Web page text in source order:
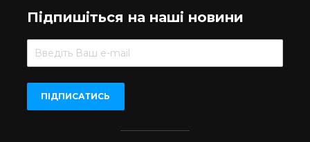
Підпишіться на наші новини